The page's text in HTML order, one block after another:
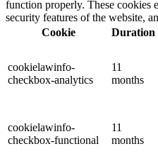
function properly. These cookies
security features of the website,
Cookie
Duration
cookielawinfo-
checkbox-analytics
11
months
cookielawinfo-
checkbox-functional
11
months